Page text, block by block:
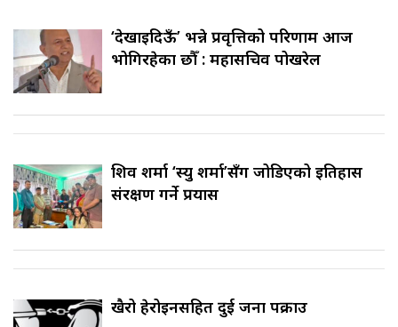
‘देखाइदिऊँ’ भन्ने प्रवृत्तिको परिणाम आज
भोगिरहेका छौँ : महासचिव पोखरेल
शिव शर्मा ‘स्यु शर्मा’सँग जोडिएको इतिहास
संरक्षण गर्ने प्रयास
खैरो हेरोइनसहित दुई जना पक्राउ